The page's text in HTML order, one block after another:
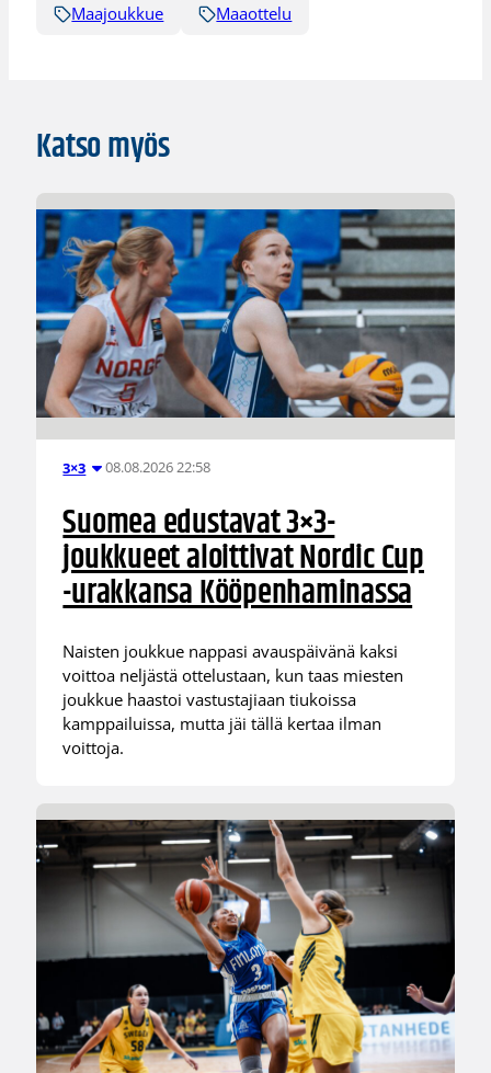
Maajoukkue Maaottelu
Katso myös
3×3 08.08.2026 22:58
Suomea edustavat 3×3-
joukkueet aloittivat Nordic Cup
-urakkansa Kööpenhaminassa
Naisten joukkue nappasi avauspäivänä kaksi
voittoa neljästä ottelustaan, kun taas miesten
joukkue haastoi vastustajiaan tiukoissa
kamppailuissa, mutta jäi tällä kertaa ilman
voittoja.